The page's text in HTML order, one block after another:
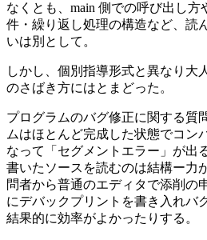
なくとも、main 側での呼び出し
件・繰り返し処理の構造など、読
いは別として。
しかし、個別指導形式と異なり大
のさばき方にはとまどった。
プログラムのバグ修正に関する質
ムはほとんど完成した状態でコン
なって「セグメントエラー」が出
書いたソースを読むのは結構ー力
問者から普通のエディタで添削の
にデバックプリントを書き入れバ
結果的に効率がよかったりする。